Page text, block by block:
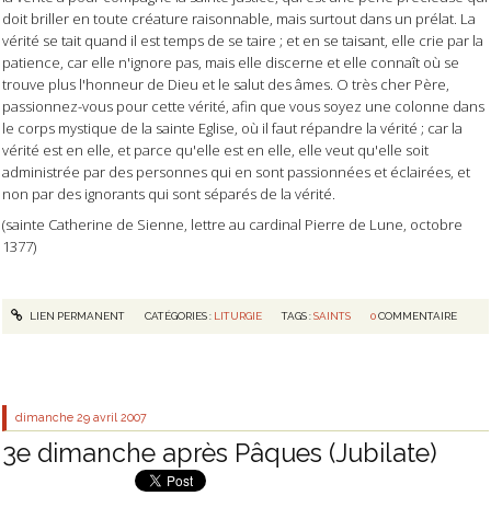
doit briller en toute créature raisonnable, mais surtout dans un prélat. La
vérité se tait quand il est temps de se taire ; et en se taisant, elle crie par la
patience, car elle n'ignore pas, mais elle discerne et elle connaît où se
trouve plus l'honneur de Dieu et le salut des âmes. O très cher Père,
passionnez-vous pour cette vérité, afin que vous soyez une colonne dans
le corps mystique de la sainte Eglise, où il faut répandre la vérité ; car la
vérité est en elle, et parce qu'elle est en elle, elle veut qu'elle soit
administrée par des personnes qui en sont passionnées et éclairées, et
non par des ignorants qui sont séparés de la vérité.
(sainte Catherine de Sienne, lettre au cardinal Pierre de Lune, octobre
1377)
LIEN PERMANENT CATÉGORIES : LITURGIE TAGS :SAINTS 0 COMMENTAIRE
dimanche 29 avril 2007
3e dimanche après Pâques (Jubilate)